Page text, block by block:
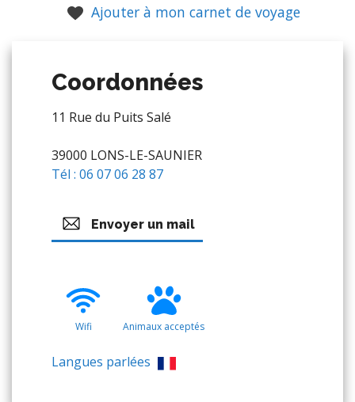
Ajouter à mon carnet de voyage
Coordonnées
11 Rue du Puits Salé
39000 LONS-LE-SAUNIER
Tél : 06 07 06 28 87
Envoyer un mail
Wifi Animaux acceptés
Langues parlées